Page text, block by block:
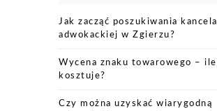
Jak zacząć poszukiwania
adwokackiej w Zgierzu?
Wycena znaku towarowego – ile
kosztuje?
Czy można uzyskać wiarygodną